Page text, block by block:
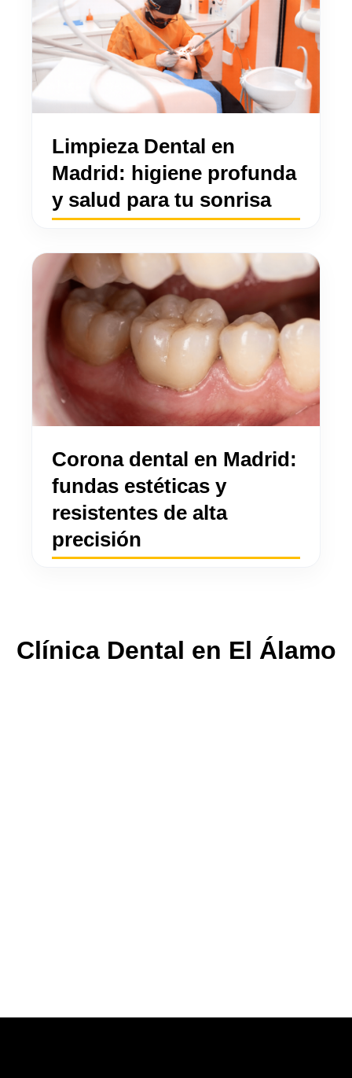
Limpieza Dental en
Madrid: higiene profunda
y salud para tu sonrisa
Corona dental en Madrid:
fundas estéticas y
resistentes de alta
precisión
Clínica Dental en El Álamo